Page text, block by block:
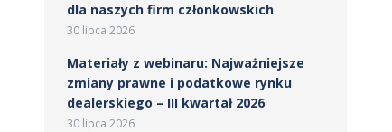
dla naszych firm członkowskich
30 lipca 2026
Materiały z webinaru: Najważniejsze
zmiany prawne i podatkowe rynku
dealerskiego – III kwartał 2026
30 lipca 2026